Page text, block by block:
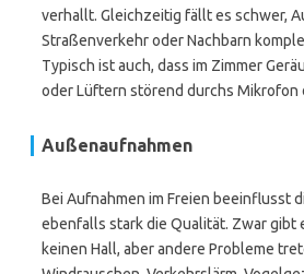
verhallt. Gleichzeitig fällt es schwer,
Straßenverkehr oder Nachbarn
Typisch ist auch, dass im Zimmer
oder Lüftern störend durchs Mikrofon
Außenaufnahmen
Bei Aufnahmen im Freien beeinflusst
ebenfalls stark die Qualität. Zwar gibt
keinen Hall, aber andere Probleme